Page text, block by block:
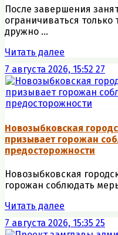
После завершения
ограничиваться
дружно ...
Читать далее
7 августа 2026, 15:52 27
Новозыбковская
призывает горожан
предосторожности
Новозыбковская
горожан соблюдать
Читать далее
7 августа 2026, 15:35 25